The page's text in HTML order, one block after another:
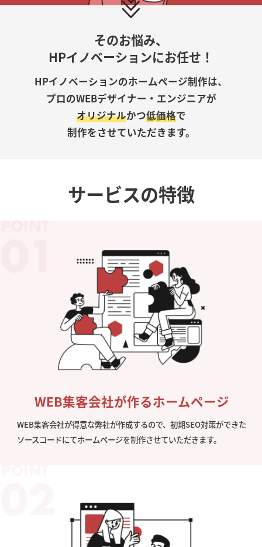
そのお悩み、
HPイノベーションにお任せ！
HPイノベーションのホームページ制作は、
プロのWEBデザイナー・エンジニアが
オリジナルかつ低価格で
制作をさせていただきます。
サービスの特徴
WEB集客会社が作るホームページ
WEB集客会社が得意な弊社が作成するので、初期SEO対策ができた
ソースコードにてホームページを制作させていただきます。